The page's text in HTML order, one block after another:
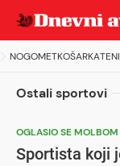
NOGOMETKOŠARKA
Ostali sportovi
OGLASIO SE MOLBOM
Sportista koji